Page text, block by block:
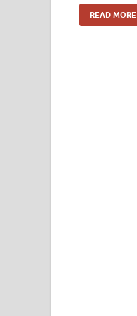
READ MORE